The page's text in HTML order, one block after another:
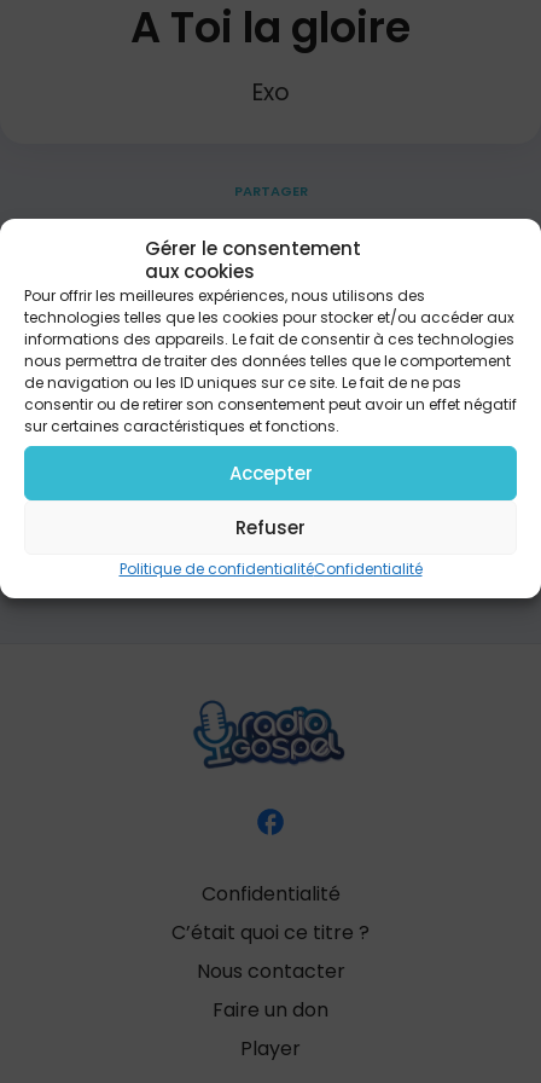
Gérer le consentement
aux cookies
Pour offrir les meilleures expériences, nous utilisons des
technologies telles que les cookies pour stocker et/ou accéder aux
informations des appareils. Le fait de consentir à ces technologies
nous permettra de traiter des données telles que le comportement
de navigation ou les ID uniques sur ce site. Le fait de ne pas
consentir ou de retirer son consentement peut avoir un effet négatif
sur certaines caractéristiques et fonctions.
Accepter
Refuser
Politique de confidentialitéConfidentialité
A Toi la gloire
Exo
PARTAGER
Refrain À toi la gloire Ô Ressuscité À toi la victoire
pour l'éternité À toi la gloire Ô Ressuscité À toi la
victoire pour l'éternité Brillant de lumière, l'ange
est descendu Il roule la pierre du tombeau vaincu
Refrain Vois-le paraître : C'est lui, c'est Jésus Ton
Sauveur, ton maître Ô ne doute plus Sois dans
l'allégresse Peuple du Seigneur Et redis sans cesse
Que Christ est vainqueur Refrain Craindrais-je
encore, Il vit à jamais Celui que j'adore, le prince de
paix Il est ma victoire, mon puissant soutien Ma vie
et ma gloire, non je ne crains rien Refrain ©
Copyright 2004 Chris Christensen
Confidentialité
C’était quoi ce titre ?
Nous contacter
Faire un don
Player